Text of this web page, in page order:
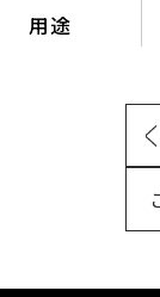
用途